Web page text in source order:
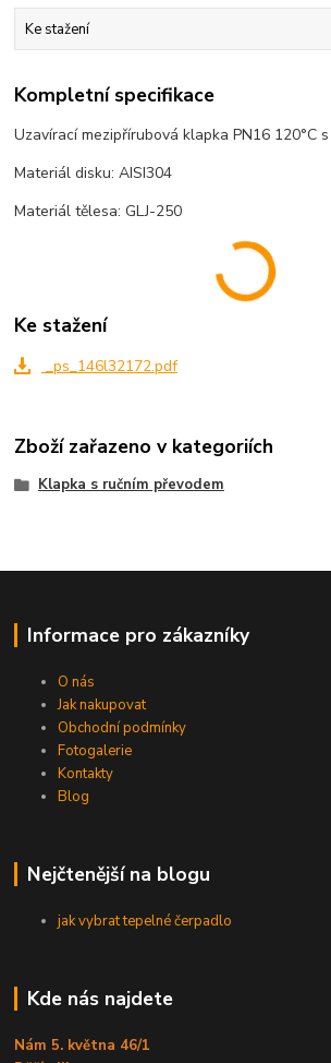
Ke stažení
Kompletní specifikace
Uzavírací mezipřírubová klapka PN16 120°C
Materiál disku: AISI304
Materiál tělesa: GLJ-250
Ke stažení
_ps_146l32172.pdf
Zboží zařazeno v kategoriích
Klapka s ručním převodem
Informace pro zákazníky
O nás
Jak nakupovat
Obchodní podmínky
Fotogalerie
Kontakty
Blog
Nejčtenější na blogu
jak vybrat tepelné čerpadlo
Kde nás najdete
Nám 5. května 46/1